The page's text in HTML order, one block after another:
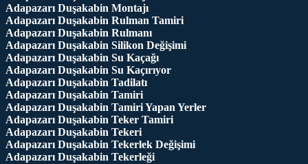
Adapazarı Duşakabin Montajı
Adapazarı Duşakabin Rulman Tamiri
Adapazarı Duşakabin Rulmanı
Adapazarı Duşakabin Silikon Değişimi
Adapazarı Duşakabin Su Kaçağı
Adapazarı Duşakabin Su Kaçırıyor
Adapazarı Duşakabin Tadilatı
Adapazarı Duşakabin Tamiri
Adapazarı Duşakabin Tamiri Yapan Yerler
Adapazarı Duşakabin Teker Tamiri
Adapazarı Duşakabin Tekeri
Adapazarı Duşakabin Tekerlek Değişimi
Adapazarı Duşakabin Tekerleği